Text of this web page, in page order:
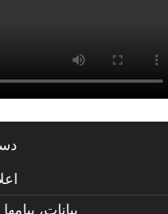
بیانات،